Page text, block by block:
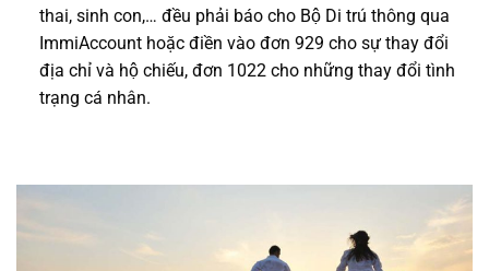
thai, sinh con,… đều phải báo cho Bộ Di trú thông qua
ImmiAccount hoặc điền vào đơn 929 cho sự thay đổi
địa chỉ và hộ chiếu, đơn 1022 cho những thay đổi tình
trạng cá nhân.